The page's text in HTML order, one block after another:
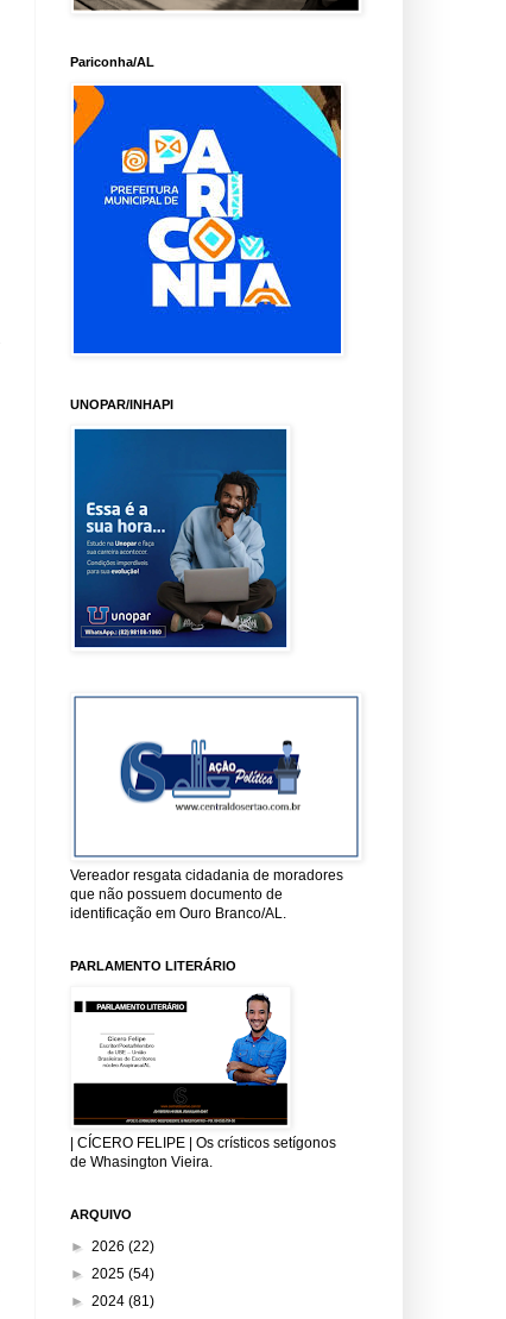
Pariconha/AL
UNOPAR/INHAPI
Vereador resgata cidadania de moradores
que não possuem documento de
identificação em Ouro Branco/AL.
PARLAMENTO LITERÁRIO
| CÍCERO FELIPE | Os crísticos setígonos
de Whasington Vieira.
ARQUIVO
► 2026 (22)
► 2025 (54)
► 2024 (81)